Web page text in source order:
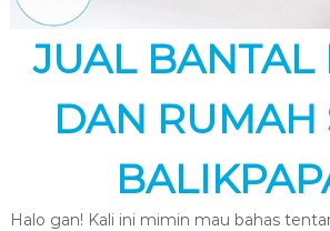
JUAL BANTAL
DAN RUMAH
Halo gan! Kali ini mimin mau bahas